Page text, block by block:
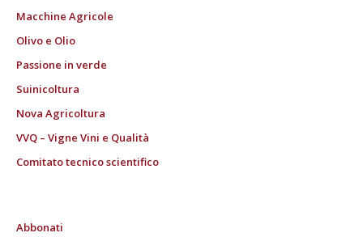
Macchine Agricole
Olivo e Olio
Passione in verde
Suinicoltura
Nova Agricoltura
VVQ – Vigne Vini e Qualità
Comitato tecnico scientifico
Abbonati